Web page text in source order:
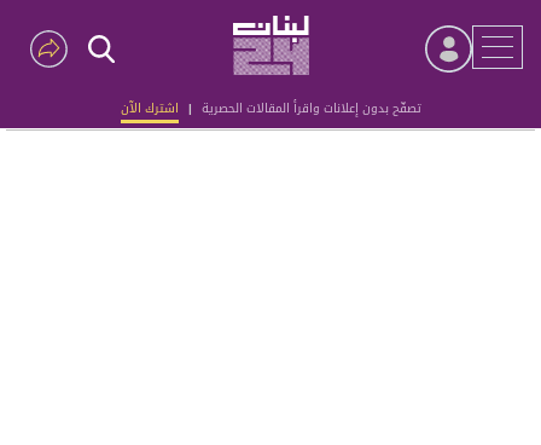
تصفّح بدون إعلانات واقرأ المقالات الحصرية | اشترك الآن
Advertisement